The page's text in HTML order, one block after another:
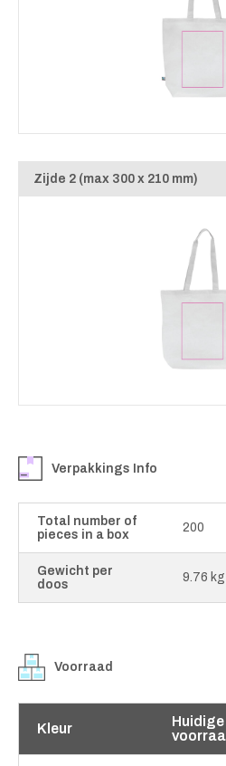
Zijde 2 (max 300 x 210 mm)
Verpakkings Info
Total number of
pieces in a box
200
Gewicht per
doos
9.76 kg
Voorraad
Kleur
Huidige